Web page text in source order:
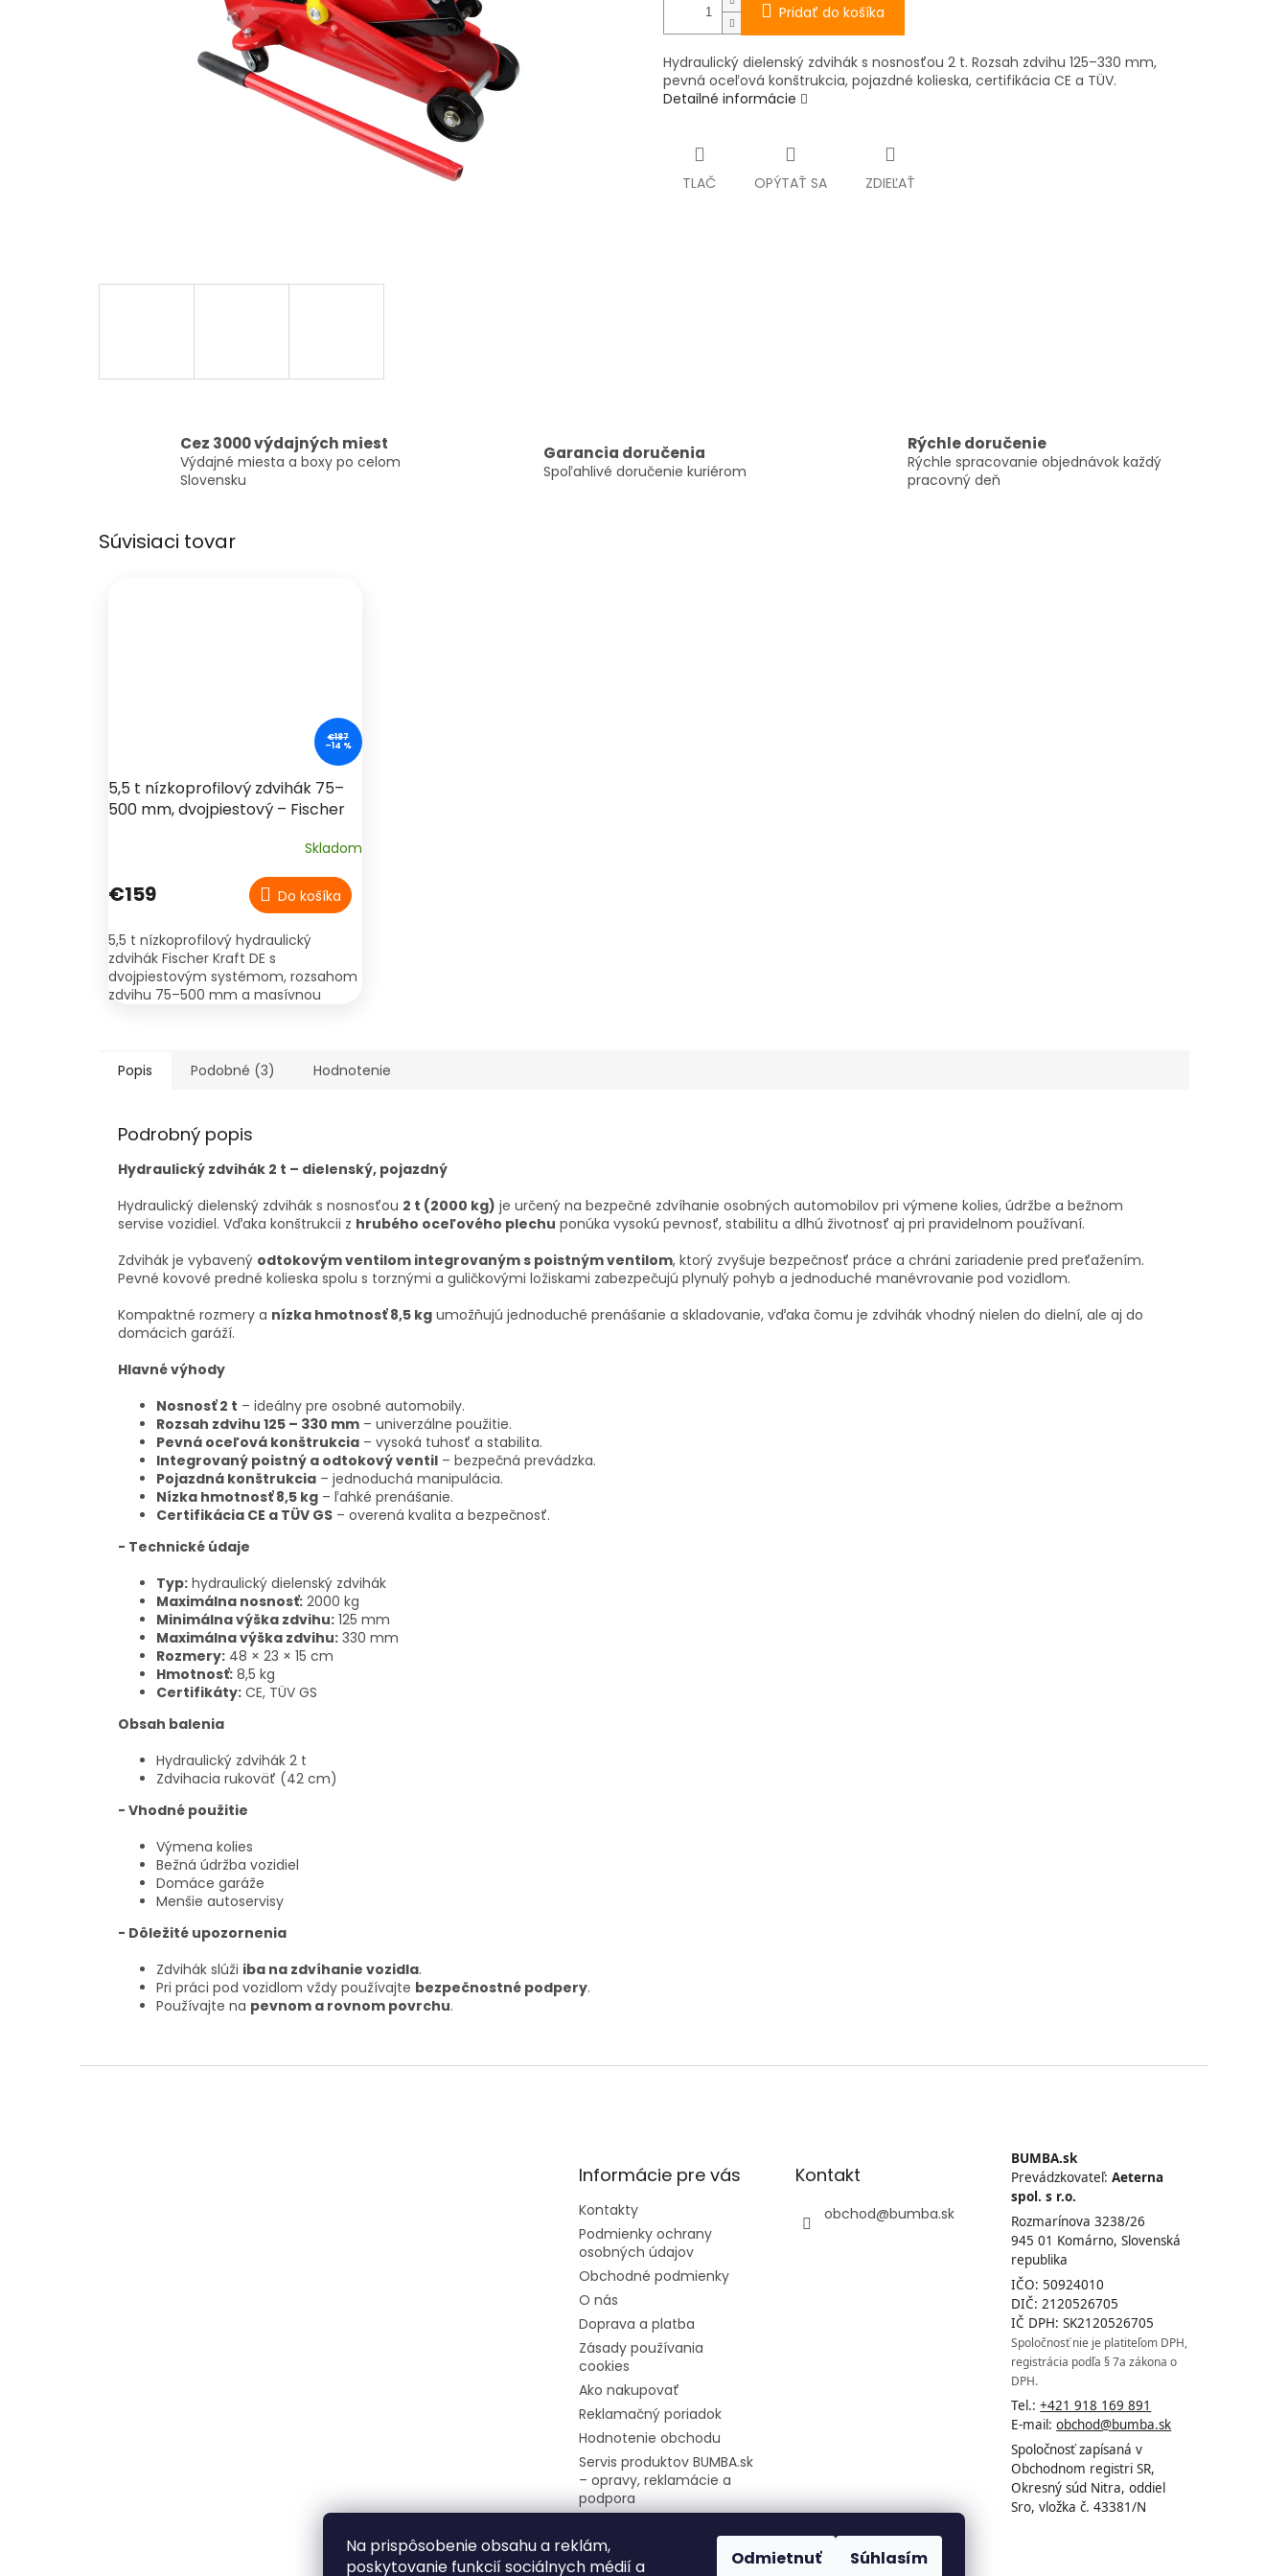
Na prispôsobenie obsahu a reklám,
poskytovanie funkcií sociálnych médií a
Odmietnuť Súhlasím
Pridať do košíka
Hydraulický dielenský zdvihák s nosnosťou 2 t. Rozsah zdvihu 125–330 mm,
pevná oceľová konštrukcia, pojazdné kolieska, certifikácia CE a TÜV.
Detailné informácie
TLAČ OPÝTAŤ SA ZDIEĽAŤ
Cez 3000 výdajných miest
Výdajné miesta a boxy po celom
Slovensku
Garancia doručenia
Spoľahlivé doručenie kuriérom
Rýchle doručenie
Rýchle spracovanie objednávok každý
pracovný deň
Súvisiaci tovar
€187
–14 %
5,5 t nízkoprofilový zdvihák 75–
500 mm, dvojpiestový – Fischer
Skladom
€159 Do košíka
5,5 t nízkoprofilový hydraulický
zdvihák Fischer Kraft DE s
dvojpiestovým systémom, rozsahom
zdvihu 75–500 mm a masívnou
Popis Podobné (3) Hodnotenie
Podrobný popis
Hydraulický zdvihák 2 t – dielenský, pojazdný
Hydraulický dielenský zdvihák s nosnosťou 2 t (2000 kg) je určený na bezpečné zdvíhanie osobných automobilov pri výmene kolies, údržbe a bežnom
servise vozidiel. Vďaka konštrukcii z hrubého oceľového plechu ponúka vysokú pevnosť, stabilitu a dlhú životnosť aj pri pravidelnom používaní.
Zdvihák je vybavený odtokovým ventilom integrovaným s poistným ventilom, ktorý zvyšuje bezpečnosť práce a chráni zariadenie pred preťažením.
Pevné kovové predné kolieska spolu s torznými a guličkovými ložiskami zabezpečujú plynulý pohyb a jednoduché manévrovanie pod vozidlom.
Kompaktné rozmery a nízka hmotnosť 8,5 kg umožňujú jednoduché prenášanie a skladovanie, vďaka čomu je zdvihák vhodný nielen do dielní, ale aj do
domácich garáží.
Hlavné výhody
Nosnosť 2 t – ideálny pre osobné automobily.
Rozsah zdvihu 125 – 330 mm – univerzálne použitie.
Pevná oceľová konštrukcia – vysoká tuhosť a stabilita.
Integrovaný poistný a odtokový ventil – bezpečná prevádzka.
Pojazdná konštrukcia – jednoduchá manipulácia.
Nízka hmotnosť 8,5 kg – ľahké prenášanie.
Certifikácia CE a TÜV GS – overená kvalita a bezpečnosť.
- Technické údaje
Typ: hydraulický dielenský zdvihák
Maximálna nosnosť: 2000 kg
Minimálna výška zdvihu: 125 mm
Maximálna výška zdvihu: 330 mm
Rozmery: 48 × 23 × 15 cm
Hmotnosť: 8,5 kg
Certifikáty: CE, TÜV GS
Obsah balenia
Hydraulický zdvihák 2 t
Zdvihacia rukoväť (42 cm)
- Vhodné použitie
Výmena kolies
Bežná údržba vozidiel
Domáce garáže
Menšie autoservisy
- Dôležité upozornenia
Zdvihák slúži iba na zdvíhanie vozidla.
Pri práci pod vozidlom vždy používajte bezpečnostné podpery.
Používajte na pevnom a rovnom povrchu.
Informácie pre vás
Kontakty
Podmienky ochrany
osobných údajov
Obchodné podmienky
O nás
Doprava a platba
Zásady používania
cookies
Ako nakupovať
Reklamačný poriadok
Hodnotenie obchodu
Servis produktov BUMBA.sk
– opravy, reklamácie a
podpora
Moja objednávka
Odstúpenie od zmluvy
Kontakt
obchod@bumba.sk
BUMBA.sk
Prevádzkovateľ:Aeterna
spol. s r.o.
Rozmarínova 3238/26
945 01 Komárno, Slovenská
republika
IČO: 50924010
DIČ: 2120526705
IČ DPH: SK2120526705
Spoločnosť nie je platiteľom DPH,
registrácia podľa § 7a zákona o
DPH.
Tel.:+421 918 169 891
E-mail:obchod@bumba.sk
Spoločnosť zapísaná v
Obchodnom registri SR,
Okresný súd Nitra, oddiel
Sro, vložka č. 43381/N